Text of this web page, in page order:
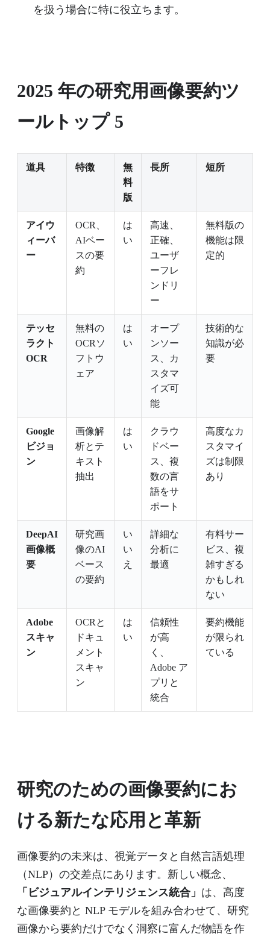
を扱う場合に特に役立ちます。
2025 年の研究用画像要約ツ
ールトップ 5
道具 特徴
無
料
版
長所 短所
アイウ
ィーバ
ー
OCR、
AIベー
スの要
約
は
い
高速、
正確、
ユーザ
ーフレ
ンドリ
ー
無料版の
機能は限
定的
テッセ
ラクト
OCR
無料の
OCRソ
フトウ
ェア
は
い
オープ
ンソー
ス、カ
スタマ
イズ可
能
技術的な
知識が必
要
Google
ビジョ
ン
画像解
析とテ
キスト
抽出
は
い
クラウ
ドベー
ス、複
数の言
語をサ
ポート
高度なカ
スタマイ
ズは制限
あり
DeepAI
画像概
要
研究画
像のAI
ベース
の要約
い
い
え
詳細な
分析に
最適
有料サー
ビス、複
雑すぎる
かもしれ
ない
Adobe
スキャ
ン
OCRと
ドキュ
メント
スキャ
ン
は
い
信頼性
が高
く、
Adobe ア
プリと
統合
要約機能
が限られ
ている
研究のための画像要約にお
ける新たな応用と革新
画像要約の未来は、視覚データと自然言語処理
（NLP）の交差点にあります。新しい概念、
「ビジュアルインテリジェンス統合」 は、高度
な画像要約と NLP モデルを組み合わせて、研究
画像から要約だけでなく洞察に富んだ物語を作